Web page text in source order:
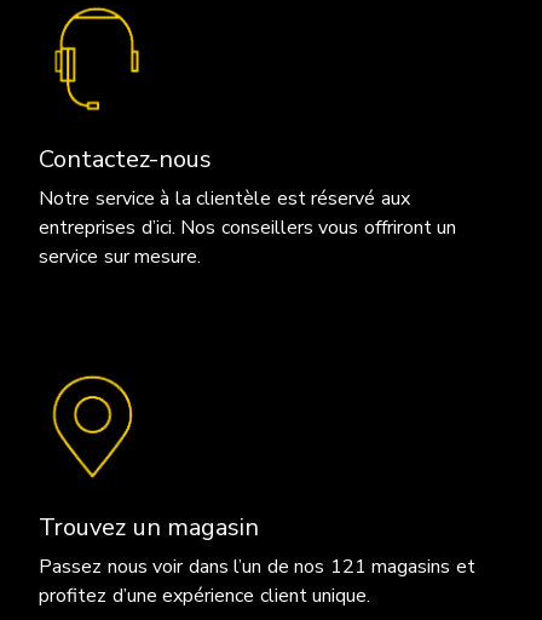
Contactez-nous
Notre service à la clientèle est réservé aux
entreprises d’ici. Nos conseillers vous offriront un
service sur mesure.
Trouvez un magasin
Passez nous voir dans l’un de nos 121 magasins et
profitez d’une expérience client unique.